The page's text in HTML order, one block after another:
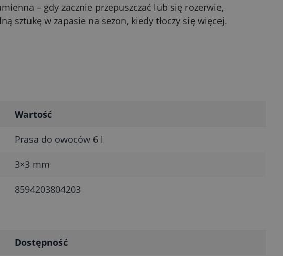
– gdy zacznie przepuszczać lub się rozerwie,
sztukę w zapasie na sezon, kiedy tłoczy się więcej.
Wartość
Prasa do owoców 6 l
3×3 mm
8594203804203
Dostępność